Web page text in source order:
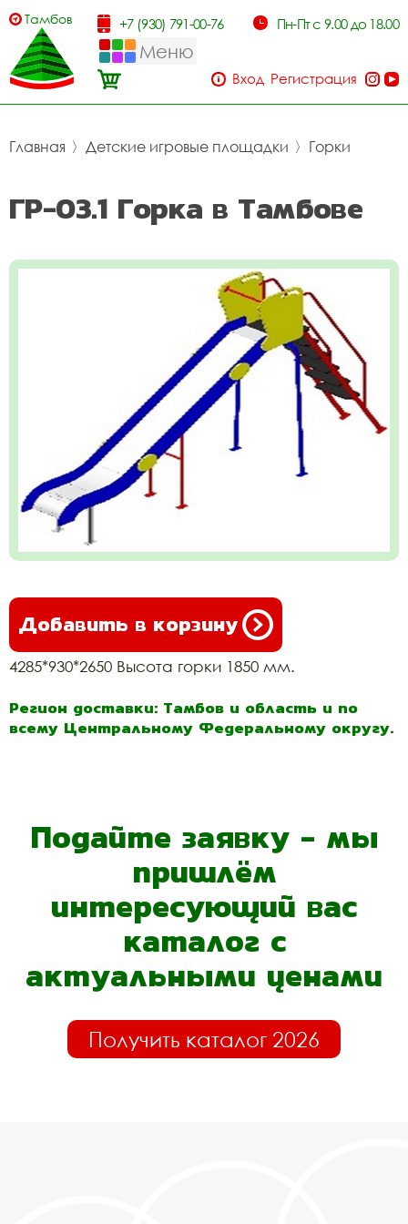
Тамбов +7 (930) 791-00-76 Пн-Пт с 9.00 до 18.00
Меню
Вход Регистрация
Главная 〉 Детские игровые площадки 〉 Горки
ГР-03.1 Горка в Тамбове
Добавить в корзину
4285*930*2650 Высота горки 1850 мм.
Регион доставки: Тамбов и область и по
всему Центральному Федеральному округу.
Подайте заявку - мы
пришлём
интересующий вас
каталог с
актуальными ценами
Получить каталог 2026